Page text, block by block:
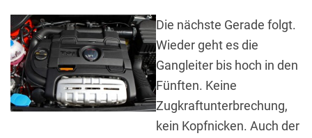
Die nächste Gerade folgt.
Wieder geht es die
Gangleiter bis hoch in den
Fünften. Keine
Zugkraftunterbrechung,
kein Kopfnicken. Auch der